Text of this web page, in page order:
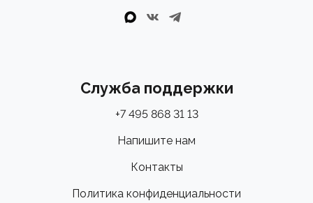
Служба поддержки
+7 495 868 31 13
Напишите нам
Контакты
Политика конфиденциальности